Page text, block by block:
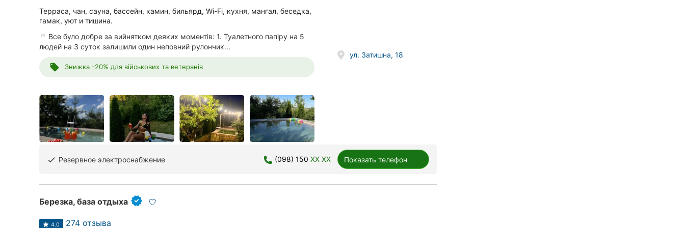
Терраса, чан, сауна, бассейн, камин, бильярд, Wi-Fi, кухня, мангал, беседка,
гамак, уют и тишина.
Все було добре за вийнятком деяких моментів: 1. Туалетного папіру на 5
людей на 3 суток залишили один неповний рулончик...
local_offer Знижка -20% для військових та ветеранів
ул. Затишна, 18
done Резервное электроснабжение (098) 150 XX XX Показать телефон
Березка, база отдыха
4.0 274 отзыва